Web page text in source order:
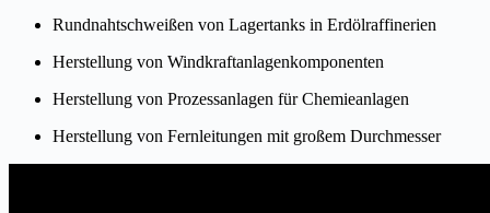
Rundnahtschweißen von Lagertanks in Erdölraffinerien
Herstellung von Windkraftanlagenkomponenten
Herstellung von Prozessanlagen für Chemieanlagen
Herstellung von Fernleitungen mit großem Durchmesser